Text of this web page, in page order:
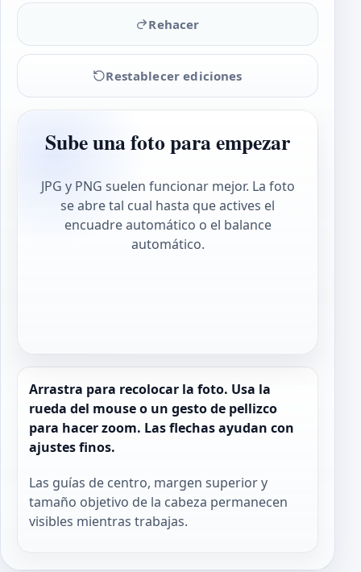
Rehacer
Restablecer ediciones
Sube una foto para empezar
JPG y PNG suelen funcionar mejor. La foto
se abre tal cual hasta que actives el
encuadre automático o el balance
automático.
Arrastra para recolocar la foto. Usa la
rueda del mouse o un gesto de pellizco
para hacer zoom. Las flechas ayudan con
ajustes finos.
Las guías de centro, margen superior y
tamaño objetivo de la cabeza permanecen
visibles mientras trabajas.